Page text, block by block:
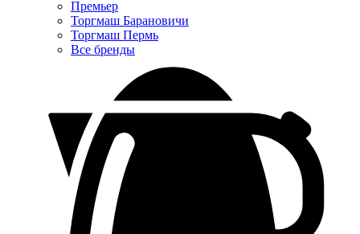
Премьер
Торгмаш Барановичи
Торгмаш Пермь
Все бренды